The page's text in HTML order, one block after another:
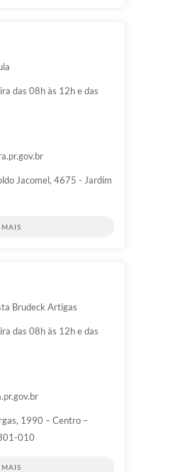
das 08h às 12h e das
Jacomel, 4675 - Jardim
MAIS
Brudeck Artigas
das 08h às 12h e das
1990 – Centro –
010
MAIS